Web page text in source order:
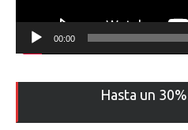
00:00
Hasta un